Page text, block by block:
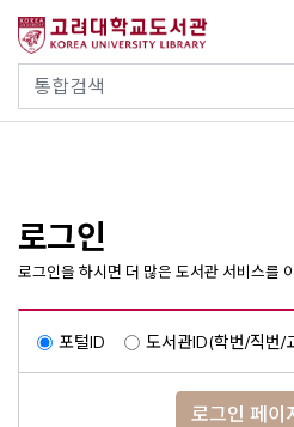
건
통합검색
사이트내 검색
로그인
로그인을 하시면 더 많은 도서관 서비스를
포털ID 도서관ID(학번/직번/
로그인 페이